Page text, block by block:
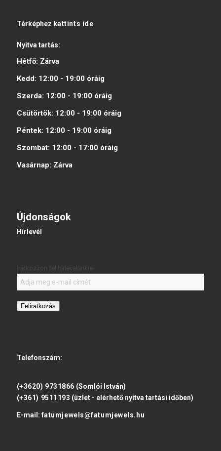
Térképhez kattints ide
Nyitva tartás:
Hétfő: Zárva
Kedd: 12:00 - 19:00 óráig
Szerda: 12:00 - 19:00 óráig
Csütörtök: 12:00 - 19:00 óráig
Péntek: 12:00 - 19:00 óráig
Szombat: 12:00 - 17:00 óráig
Vasárnap: Zárva
Újdonságok
Hírlevél
Feliratkozás
Telefonszám:
(+3620) 9731866 (Somlói István)
(+361) 9511193 (üzlet - elérhető nyitva tartási időben)
E-mail: fatumjewels@fatumjewels.hu